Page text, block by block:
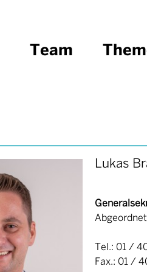
Team
Lukas
Tel.: 01 /
Fax.: 01 /